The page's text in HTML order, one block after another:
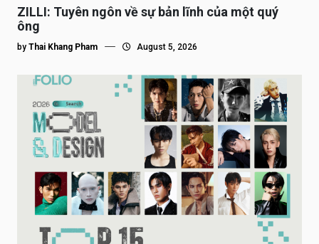
ZILLI: Tuyên ngôn về sự bản lĩnh của một quý
ông
by Thai Khang Pham August 5, 2026